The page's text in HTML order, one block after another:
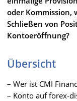
oder Kommission,
Schließen von
Kontoeröffnung?
Übersicht
– Wer ist CMI
– Konto auf forex-